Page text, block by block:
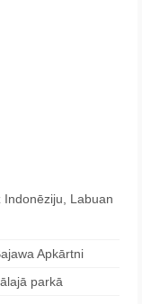
Labuan
Apkārtni
parkā